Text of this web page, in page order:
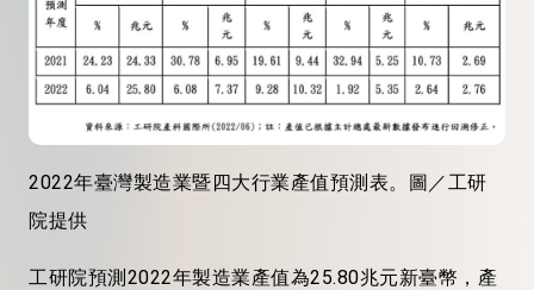
2022年臺灣製造業暨四大行業產值預測表。圖／工研
院提供
工研院預測2022年製造業產值為25.80兆元新臺幣，產